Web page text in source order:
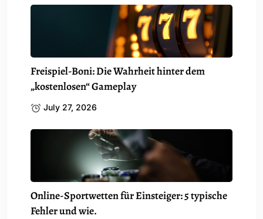
Freispiel-Boni: Die Wahrheit hinter dem
„kostenlosen“ Gameplay
July 27, 2026
Online-Sportwetten für Einsteiger: 5 typische
Fehler und wie.